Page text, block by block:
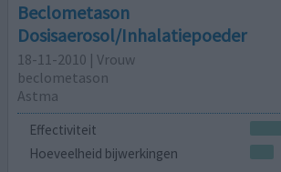
Beclometason
Dosisaerosol/Inhalatiepoeder
18-11-2010 | Vrouw
beclometason
Astma
Effectiviteit
Hoeveelheid bijwerkingen